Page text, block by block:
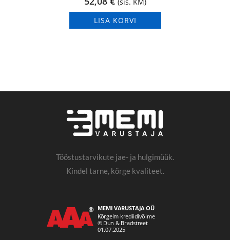
LISA KORVI
Tööstustarvikute jae- ja hulgimüük.
Kindel tarne, kõrge kvaliteet.